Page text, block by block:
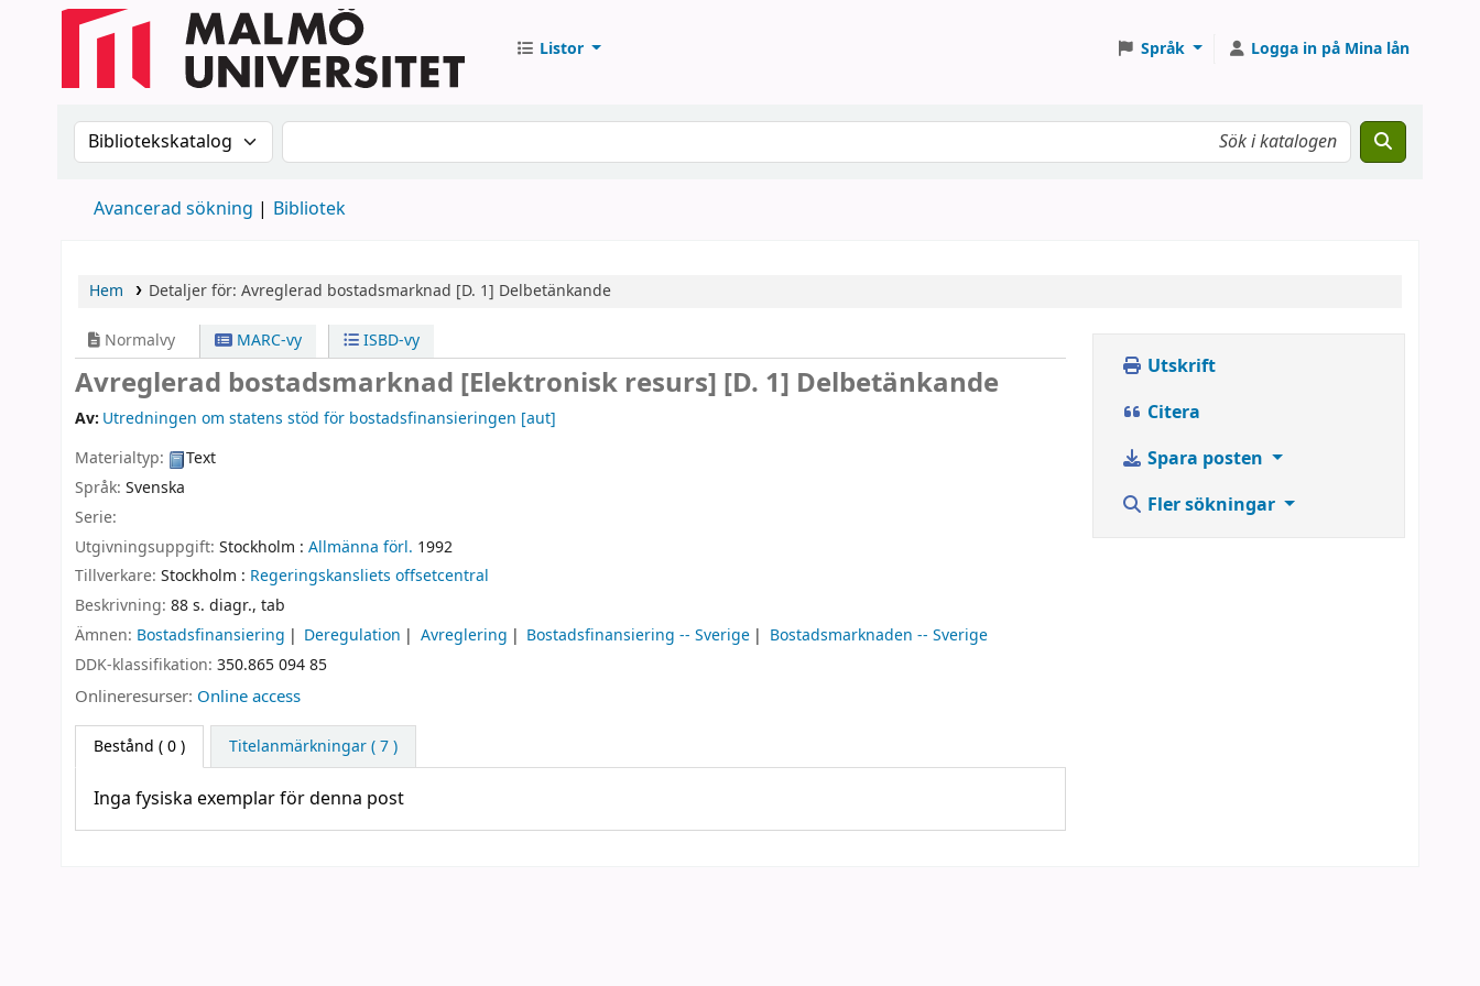
Listor Språk Logga in på Mina lån
Sök i katalogen efter:Sök i katalogen
Avancerad sökning Bibliotek
Hem Detaljer för: Avreglerad bostadsmarknad [D. 1] Delbetänkande
Normalvy MARC-vy ISBD-vy
Avreglerad bostadsmarknad [Elektronisk resurs] [D. 1] Delbetänkande
Av: Utredningen om statens stöd för bostadsfinansieringen [aut]
Materialtyp:
Text
Språk: Svenska
Serie:
Utgivningsuppgift: Stockholm : Allmänna förl. 1992
Tillverkare: Stockholm : Regeringskansliets offsetcentral
Beskrivning: 88 s. diagr., tab
Ämnen: Bostadsfinansiering Deregulation Avreglering Bostadsfinansiering -- Sverige
Bostadsmarknaden -- Sverige
DDK-klassifikation: 350.865 094 85
Onlineresurser: Online access
Bestånd ( 0 ) Titelanmärkningar ( 7 )
Inga fysiska exemplar för denna post
Utskrift
Citera
Spara posten
Fler sökningar